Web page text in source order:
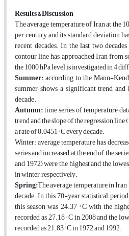
Results & Discussion
The average temperature of Iran at the
per century and its standard deviation
recent decades. In the last two
contour line has approached Iran from
the 1000 hPa level is investigated in 4
Summer:according to the Mann-
summer shows a significant trend and
decade.
Autumn:time series of temperature
trend and the slope of the regression
a rate of 0.0451 ° C every decade.
Winter: average temperature has
series and increased at the end of the
and 1972) were the highest and the
in winter, respectively.
Spring:The average temperature in Iran
decade. In this 70-year statistical
this season was 24.37 ° C with the
recorded as 27.18 ° C in 2008 and the
recorded as 21.83 ° C in 1972 and 1992.